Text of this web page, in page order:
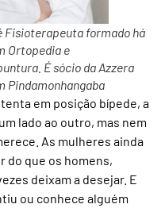
Fisioterapeuta formado há
Ortopedia e
É sócio da Azzera
Pindamonhangaba
em posição bípede, a
lado ao outro, mas nem
As mulheres ainda
do que os homens,
deixam a desejar. E
ou conhece alguém